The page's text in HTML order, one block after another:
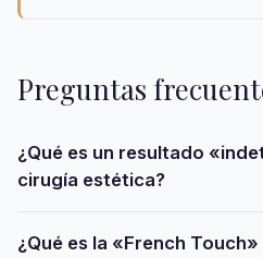
Preguntas
¿Qué es un resultado
cirugía estética?
¿Qué es la «French